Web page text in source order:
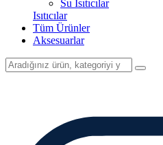
Su Isıtıcılar
Isıtıcılar
Tüm Ürünler
Aksesuarlar